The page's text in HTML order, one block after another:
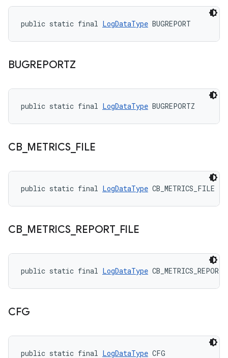
public static final LogDataType BUGREPORT
BUGREPORTZ
public static final LogDataType BUGREPORTZ
CB_ METRICS_ FILE
public static final LogDataType CB_METRICS_FILE
CB_ METRICS_ REPORT_ FILE
public static final LogDataType
CFG
public static final LogDataType CFG